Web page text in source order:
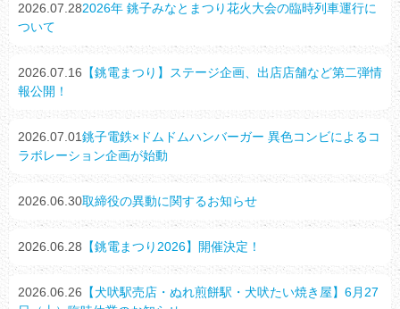
2026.07.282026年 銚子みなとまつり花火大会の臨時列車運行に
ついて
2026.07.16 【銚電まつり】ステージ企画、出店店舗など第二弾情
報公開！
2026.07.01銚子電鉄×ドムドムハンバーガー 異色コンビによるコ
ラボレーション企画が始動
2026.06.30取締役の異動に関するお知らせ
2026.06.28 【銚電まつり2026】開催決定！
2026.06.26 【犬吠駅売店・ぬれ煎餅駅・犬吠たい焼き屋】6月27